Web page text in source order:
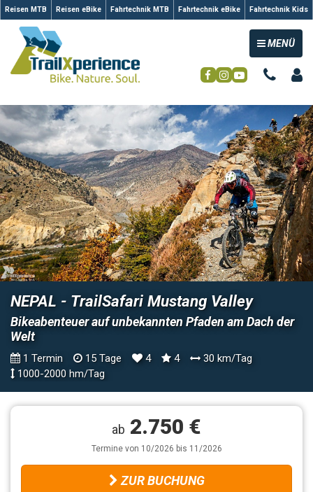
Reisen MTB Reisen eBike Fahrtechnik MTB Fahrtechnik eBike Fahrtechnik Kids
TOGGLE
MENÜ
NEPAL - TrailSafari Mustang Valley
Bikeabenteuer auf unbekannten Pfaden am Dach der
Welt
1 Termin 15 Tage 4 4
30 km/Tag
1000-2000 hm/Tag
ab 2.750 €
Termine von 10/2026 bis 11/2026
ZUR BUCHUNG